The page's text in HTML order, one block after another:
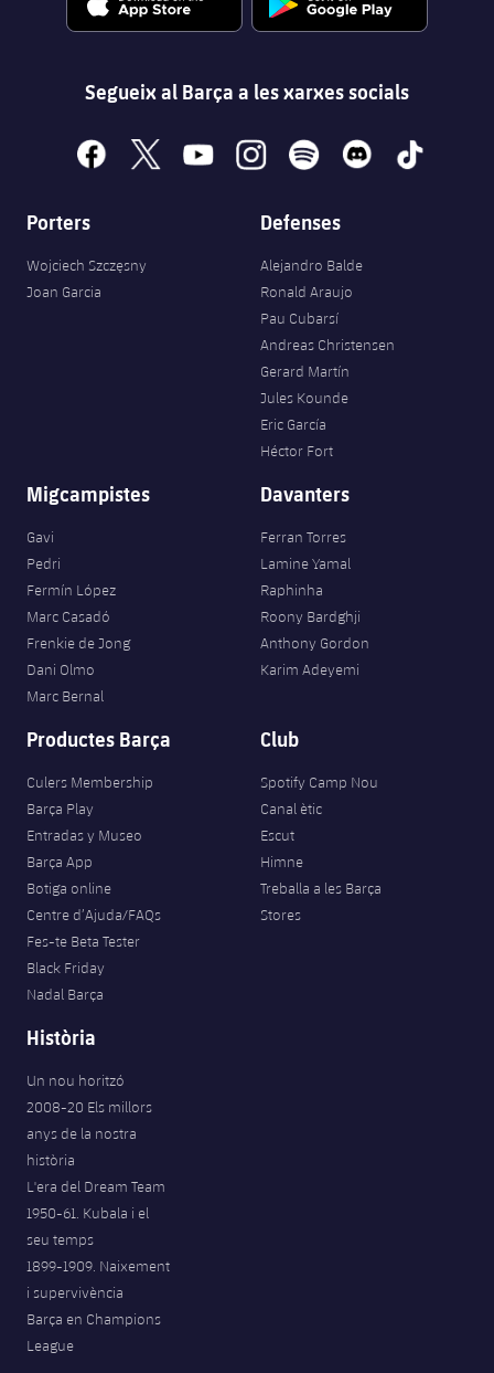
Segueix al Barça a les xarxes socials
facebook
x youtubeinstagramspotify discord tiktok
Porters
Wojciech Szczęsny
Joan Garcia
Defenses
Alejandro Balde
Ronald Araujo
Pau Cubarsí
Andreas Christensen
Gerard Martín
Jules Kounde
Eric García
Héctor Fort
Migcampistes
Gavi
Pedri
Fermín López
Marc Casadó
Frenkie de Jong
Dani Olmo
Marc Bernal
Davanters
Ferran Torres
Lamine Yamal
Raphinha
Roony Bardghji
Anthony Gordon
Karim Adeyemi
Productes Barça
Culers Membership
Barça Play
Entradas y Museo
Barça App
Botiga online
Centre d’Ajuda/FAQs
Fes-te Beta Tester
Black Friday
Nadal Barça
Club
Spotify Camp Nou
Canal ètic
Escut
Himne
Treballa a les Barça
Stores
Història
Un nou horitzó
2008-20 Els millors
anys de la nostra
història
L'era del Dream Team
1950-61. Kubala i el
seu temps
1899-1909. Naixement
i supervivència
Barça en Champions
League